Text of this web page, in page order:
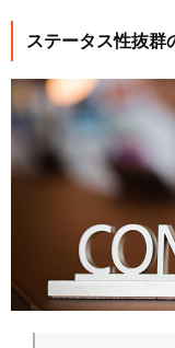
ステータス性抜群